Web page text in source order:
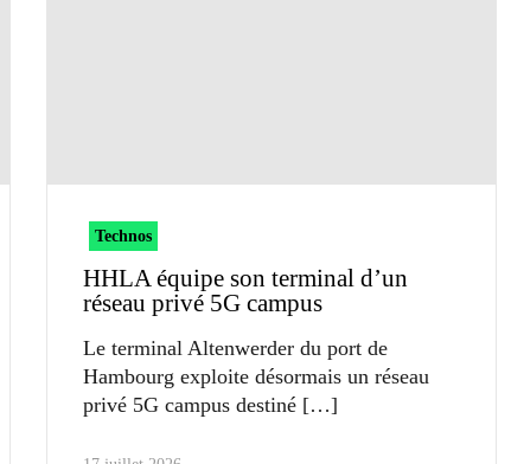
Technos
HHLA équipe son terminal d’un
réseau privé 5G campus
Le terminal Altenwerder du port de
Hambourg exploite désormais un réseau
privé 5G campus destiné